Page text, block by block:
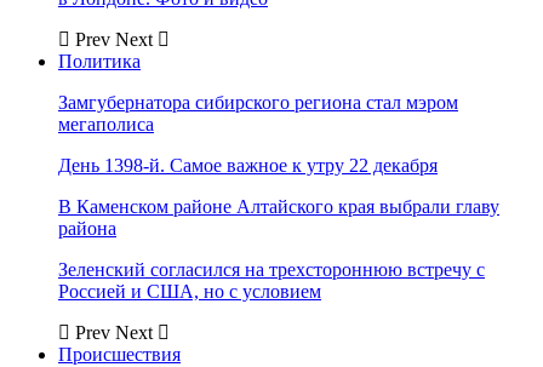
Prev Next
Политика
Замгубернатора сибирского региона стал мэром
мегаполиса
День 1398-й. Самое важное к утру 22 декабря
В Каменском районе Алтайского края выбрали главу
района
Зеленский согласился на трехстороннюю встречу с
Россией и США, но с условием
Prev Next
Происшествия